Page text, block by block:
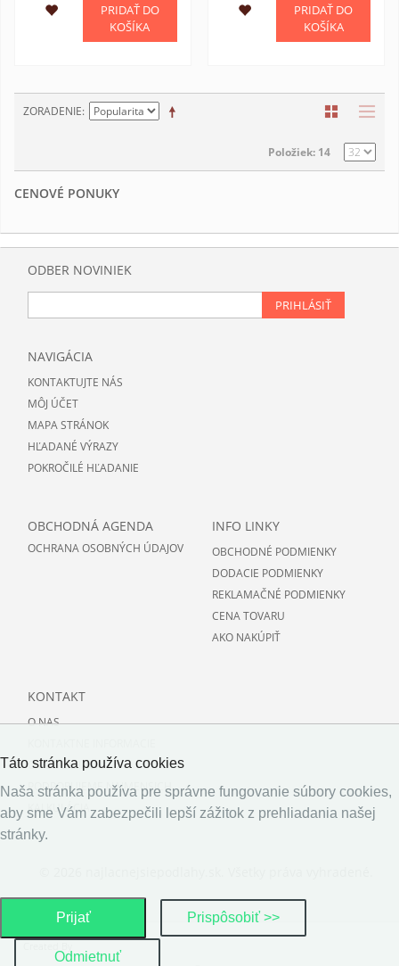
PRIDAŤ DO
KOŠÍKA
PRIDAŤ DO
KOŠÍKA
ZORADENIE
Položiek: 14
CENOVÉ PONUKY
ODBER NOVINIEK
PRIHLÁSIŤ
NAVIGÁCIA
KONTAKTUJTE NÁS
MÔJ ÚČET
MAPA STRÁNOK
HĽADANÉ VÝRAZY
POKROČILÉ HĽADANIE
OBCHODNÁ AGENDA
OCHRANA OSOBNÝCH ÚDAJOV
INFO LINKY
OBCHODNÉ PODMIENKY
DODACIE PODMIENKY
REKLAMAČNÉ PODMIENKY
CENA TOVARU
AKO NAKÚPIŤ
KONTAKT
O NAS
O PODLAHACH
PODPORUJEME NAJMENSICH
KALKULÁCIA
Táto stránka používa cookies
Naša stránka používa pre správne fungovanie súbory cookies,
aby sme Vám zabezpečili lepší zážitok z prehliadania našej
stránky.
Prijať Prispôsobiť >>
Odmietnuť